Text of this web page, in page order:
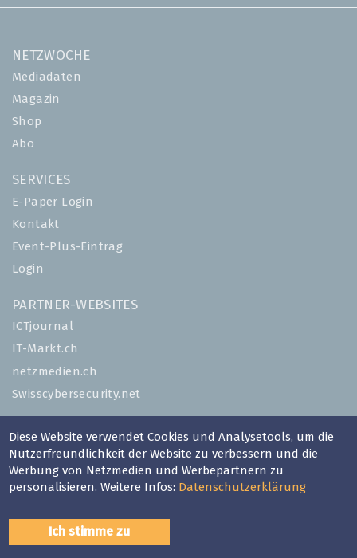
NETZWOCHE
Mediadaten
Magazin
Shop
Abo
SERVICES
E-Paper Login
Kontakt
Event-Plus-Eintrag
Login
PARTNER-WEBSITES
ICTjournal
IT-Markt.ch
netzmedien.ch
Swisscybersecurity.net
© NETZMEDIEN AG 2026
Impressum
AGB
Datenschutzerklärung
Diese Website verwendet Cookies und Analysetools, um die
Nutzerfreundlichkeit der Website zu verbessern und die
Werbung von Netzmedien und Werbepartnern zu
personalisieren. Weitere Infos: Datenschutzerklärung
Ich stimme zu